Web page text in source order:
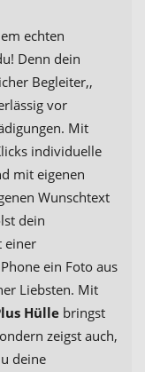
echten
Denn dein
Begleiter,,
vor
Mit
individuelle
mit eigenen
Wunschtext
dein
einer
ein Foto aus
Liebsten. Mit
Hülle bringst
zeigst auch,
deine